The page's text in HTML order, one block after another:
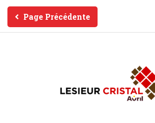
Page Précédente